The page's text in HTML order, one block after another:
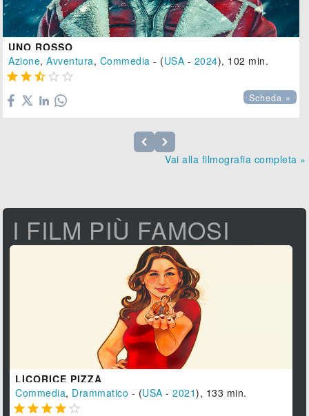
UNO ROSSO
Azione,Avventura, Commedia - (USA - 2024), 102 min.
    
Scheda »
Vai alla filmografia completa »
I FILM PIÙ FAMOSI
LICORICE PIZZA
Commedia, Drammatico - (USA -2021), 133 min.
    